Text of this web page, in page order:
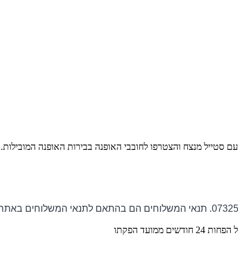
עם סטייל מנצח והצטרפו לחובבי האופנה בבירות האופנה המובילות.
תנאי המשלוחים הם בהתאם לתנאי המשלוחים